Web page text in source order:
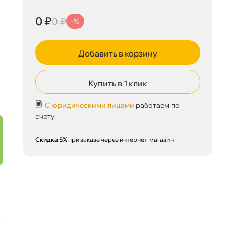
0 ₽0 ₽ -%
Добавить в корзину
Купить в 1 клик
С юридическими лицами работаем по
счету
Скидка 5% при заказе через интернет-магазин
0 ₽0 ₽ корзину
Сегодня, 10.08